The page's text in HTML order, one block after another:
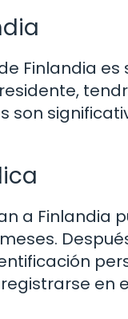
Finlandia
son
a